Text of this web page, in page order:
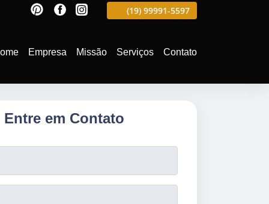
(19) 3701-4682 (19)99991-5597
Empresa Missão Serviços Contato
Entre em Contato